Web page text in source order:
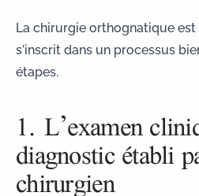
La chirurgie orthognatique
s’inscrit dans un processus
étapes.
1. L’examen
diagnostic établi
chirurgien